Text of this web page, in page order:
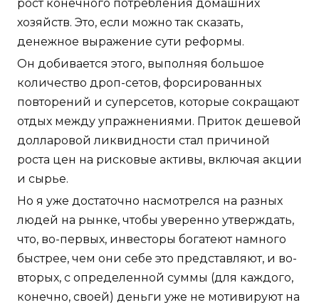
рост конечного потребления домашних
хозяйств. Это, если можно так сказать,
денежное выражение сути реформы.
Он добивается этого, выполняя большое
количество дроп-сетов, форсированных
повторений и суперсетов, которые сокращают
отдых между упражнениями. Приток дешевой
долларовой ликвидности стал причиной
роста цен на рисковые активы, включая акции
и сырье.
Но я уже достаточно насмотрелся на разных
людей на рынке, чтобы уверенно утверждать,
что, во-первых, инвесторы богатеют намного
быстрее, чем они себе это представляют, и во-
вторых, с определенной суммы (для каждого,
конечно, своей) деньги уже не мотивируют на